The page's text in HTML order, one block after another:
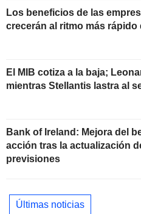
Los beneficios de las
crecerán al ritmo más rápido
El MIB cotiza a la baja;
mientras Stellantis lastra al
Bank of Ireland: Mejora del
acción tras la actualización
previsiones
Últimas noticias